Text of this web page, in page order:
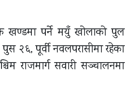
खण्डमा पर्ने मयुँ खोलाको पुल
२६, पूर्वी नवलपरासीमा रहेका
राजमार्ग सवारी सञ्चालनमा